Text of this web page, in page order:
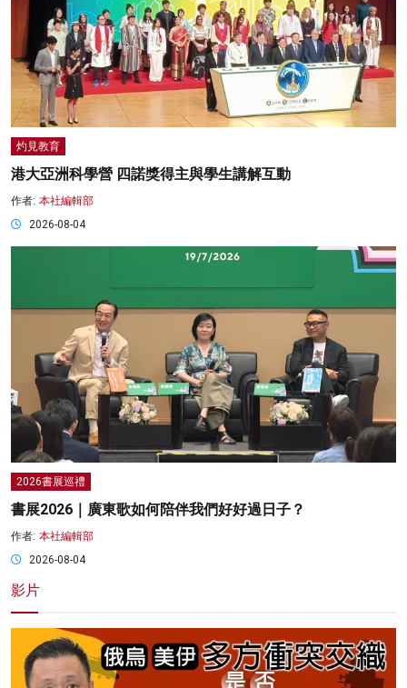
灼見教育
港大亞洲科學營 四諾獎得主與學生講解互動
作者: 本社編輯部
2026-08-04
2026書展巡禮
書展2026｜廣東歌如何陪伴我們好好過日子？
作者: 本社編輯部
2026-08-04
影片